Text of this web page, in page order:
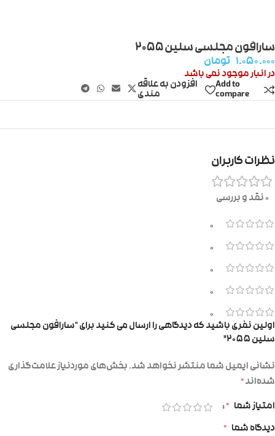
سارافون مجلسی سلین ۲۰۵۵
۱.۰۵۰.۰۰۰ تومان
در انبار موجود نمی باشد
Add to
compare
افزودن به علاقه
مندی
نظرات کاربران
0 نقد و بررسی
0
0
0
0
0
اولین نفری باشید که دیدگاهی را ارسال می کنید برای “سارافون مجلسی
سلین ۲۰۵۵”
نشانی ایمیل شما منتشر نخواهد شد.بخش‌های موردنیاز علامت‌گذاری
شده‌اند*
امتیاز شما *
دیدگاه شما *